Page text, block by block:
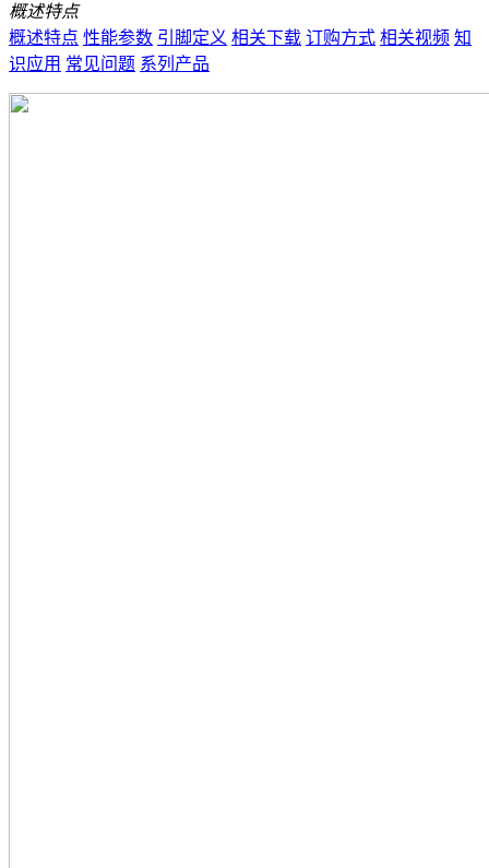
概述特点
概述特点 性能参数 引脚定义 相关下载 订购方式 相关视频 知
识应用 常见问题 系列产品